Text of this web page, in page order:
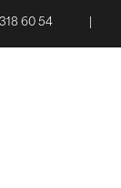
60 54